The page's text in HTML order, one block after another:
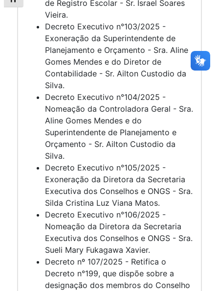
de Registro Escolar - Sr. Israel Soares
Vieira.
Decreto Executivo n°103/2025 -
Exoneração da Superintendente de
Planejamento e Orçamento - Sra. Aline
Gomes Mendes e do Diretor de
Contabilidade - Sr. Ailton Custodio da
Silva.
Decreto Executivo n°104/2025 -
Nomeação da Controladora Geral - Sra.
Aline Gomes Mendes e do
Superintendente de Planejamento e
Orçamento - Sr. Ailton Custodio da
Silva.
Decreto Executivo n°105/2025 -
Exoneração da Diretora da Secretaria
Executiva dos Conselhos e ONGS - Sra.
Silda Cristina Luz Viana Matos.
Decreto Executivo n°106/2025 -
Nomeação da Diretora da Secretaria
Executiva dos Conselhos e ONGS - Sra.
Sueli Mary Fukagawa Xavier.
Decreto nº 107/2025 - Retifica o
Decreto n°199, que dispõe sobre a
designação dos membros do Conselho